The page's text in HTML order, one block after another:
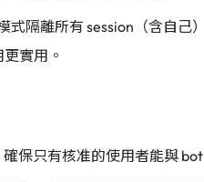
式隔離所有 session（含自己
實用。
確保只有核准的使用者能與 bot